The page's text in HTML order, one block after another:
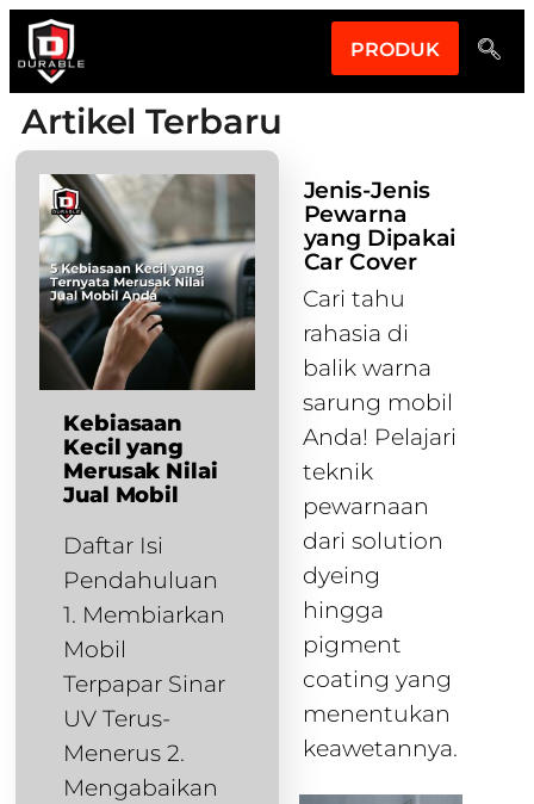
PRODUK
Artikel Terbaru
Kebiasaan
Kecil yang
Merusak Nilai
Jual Mobil
Daftar Isi
Pendahuluan
1. Membiarkan
Mobil
Terpapar Sinar
UV Terus-
Menerus 2.
Mengabaikan
Jenis-Jenis
Pewarna
yang Dipakai
Car Cover
Cari tahu
rahasia di
balik warna
sarung mobil
Anda! Pelajari
teknik
pewarnaan
dari solution
dyeing
hingga
pigment
coating yang
menentukan
keawetannya.